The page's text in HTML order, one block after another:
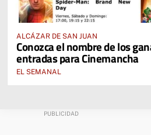
ALCÁZAR DE SAN JUAN
Conozca el nombre de los
entradas para Cinemancha
EL SEMANAL